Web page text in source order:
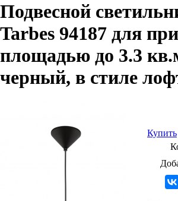
Подвесной
Tarbes 94187 для
площадью до 3.3
черный, в стиле
Купить